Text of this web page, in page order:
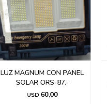
LUZ MAGNUM CON PANEL
SOLAR ORS-87.-
USD 60,00